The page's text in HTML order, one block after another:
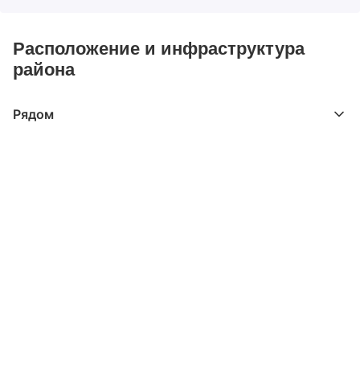
Расположение и инфраструктура
района
Рядом